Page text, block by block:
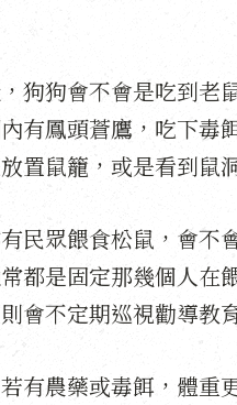
狗狗會不會是吃到老
有鳳頭蒼鷹，吃下毒
置鼠籠，或是看到鼠
民眾餵食松鼠，會不
都是固定那幾個人在
會不定期巡視勸導教
有農藥或毒餌，體重